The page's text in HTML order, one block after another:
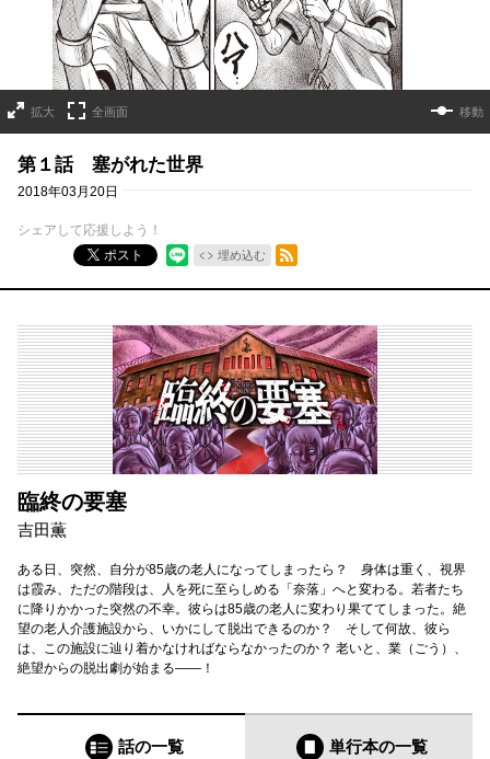
拡大 全画面 移動
第１話 塞がれた世界
2018年03月20日
シェアして応援しよう！
ポスト
埋め込む
RSSフィード
臨終の要塞
吉田薫
ある日、突然、自分が85歳の老人になってしまったら？ 身体は重く、視界
は霞み、ただの階段は、人を死に至らしめる「奈落」へと変わる。若者たち
に降りかかった突然の不幸。彼らは85歳の老人に変わり果ててしまった。絶
望の老人介護施設から、いかにして脱出できるのか？ そして何故、彼ら
は、この施設に辿り着かなければならなかったのか？ 老いと、業（ごう）、
絶望からの脱出劇が始まる――！
話の一覧 単行本の一覧